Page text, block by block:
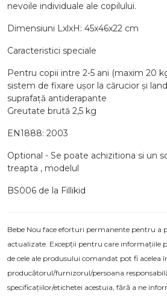
nevoile individuale ale copilului.
Dimensiuni LxlxH: 45x46x22 cm
Caracteristici speciale
Pentru copii intre 2-5 ani (maxim 20
sistem de fixare uşor la cărucior şi
suprafaţă antiderapante
Greutate brută 2,5 kg
EN1888: 2003
Optional - Se poate achizitiona si un
treapta , modelul
BS006 de la Fillikid
Bebe Nou face eforturi permanente pentru a
actualizate. Excepții pentru care informațiile
de cele ale produsului comandat pot fi acelea
producătorul/furnizorul/persoana
specificațiilor/etichetei acestuia, fără a ne